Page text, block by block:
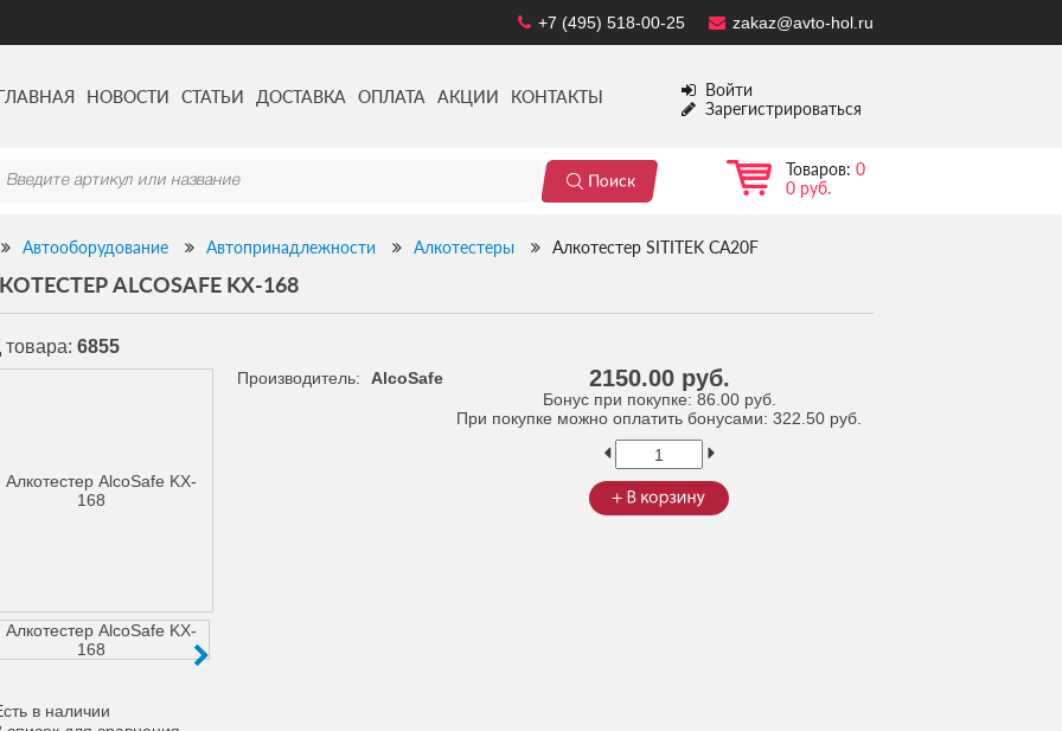
zakaz@avto-hol.ru
+7 (495) 518-00-25
НОВОСТИ СТАТЬИ ДОСТАВКА ОПЛАТА АКЦИИ КОНТАКТЫ
Войти
Зарегистрироваться
Товаров: 0
0 руб.
Автооборудование Автопринадлежности Алкотестеры Алкотестер SITITEK CA20F
ALCOSAFE KX-168
товара: 6855
в наличии
2150.00 руб.
Бонус при покупке: 86.00 руб.
При покупке можно оплатить бонусами: 322.50 руб.
Производитель: AlcoSafe